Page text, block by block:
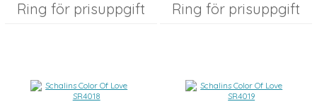
Ring för prisuppgift Ring för prisuppgift